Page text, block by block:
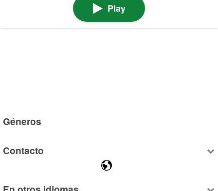
Play
Géneros
Contacto